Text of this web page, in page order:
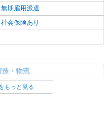
無期雇用派遣
社会保険あり
造・物流
製造・組立・加工
もっと見る